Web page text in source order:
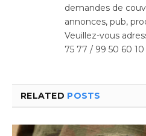
demandes de
annonces, pub,
Veuillez-vous
75 77 / 99 50 60 10
RELATED POSTS